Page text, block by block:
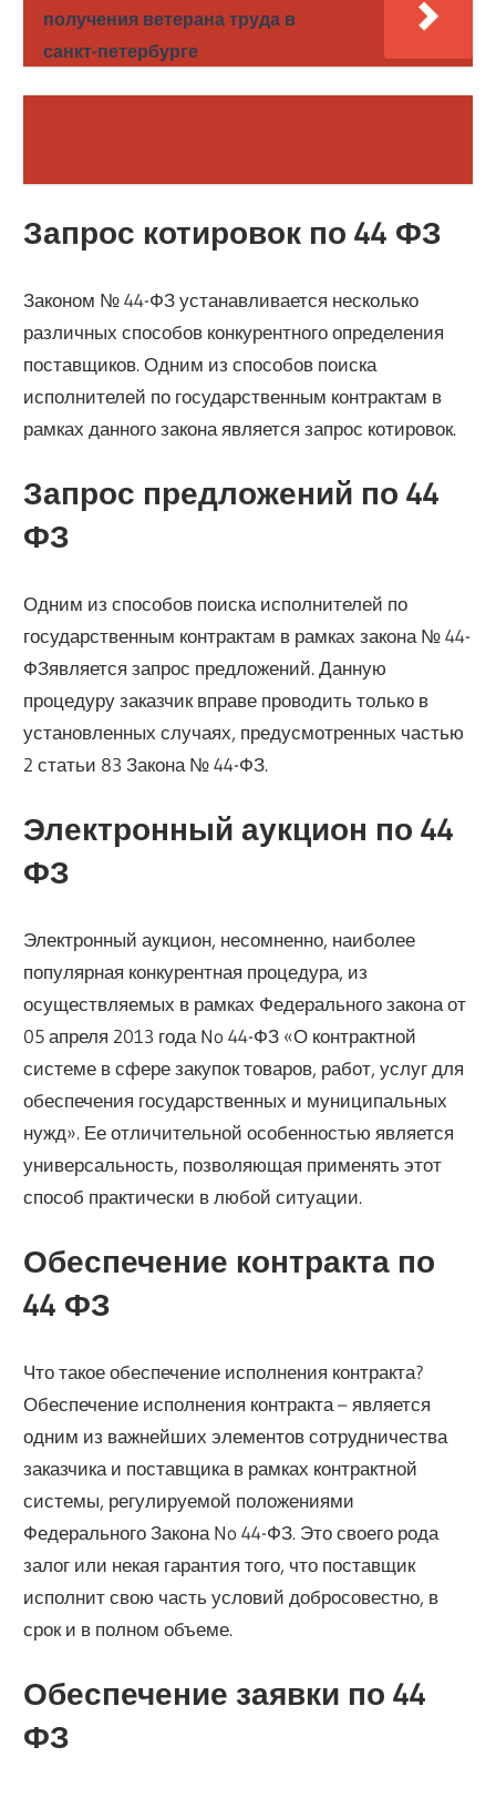
получения ветерана труда в
санкт-петербурге
Запрос котировок по 44 ФЗ
Законом № 44-ФЗ устанавливается несколько
различных способов конкурентного определения
поставщиков. Одним из способов поиска
исполнителей по государственным контрактам в
рамках данного закона является запрос котировок.
Запрос предложений по 44
ФЗ
Одним из способов поиска исполнителей по
государственным контрактам в рамках закона № 44-
ФЗявляется запрос предложений. Данную
процедуру заказчик вправе проводить только в
установленных случаях, предусмотренных частью
2 статьи 83 Закона № 44-ФЗ.
Электронный аукцион по 44
ФЗ
Электронный аукцион, несомненно, наиболее
популярная конкурентная процедура, из
осуществляемых в рамках Федерального закона от
05 апреля 2013 года No 44-ФЗ «О контрактной
системе в сфере закупок товаров, работ, услуг для
обеспечения государственных и муниципальных
нужд». Ее отличительной особенностью является
универсальность, позволяющая применять этот
способ практически в любой ситуации.
Обеспечение контракта по
44 ФЗ
Что такое обеспечение исполнения контракта?
Обеспечение исполнения контракта – является
одним из важнейших элементов сотрудничества
заказчика и поставщика в рамках контрактной
системы, регулируемой положениями
Федерального Закона No 44-ФЗ. Это своего рода
залог или некая гарантия того, что поставщик
исполнит свою часть условий добросовестно, в
срок и в полном объеме.
Обеспечение заявки по 44
ФЗ